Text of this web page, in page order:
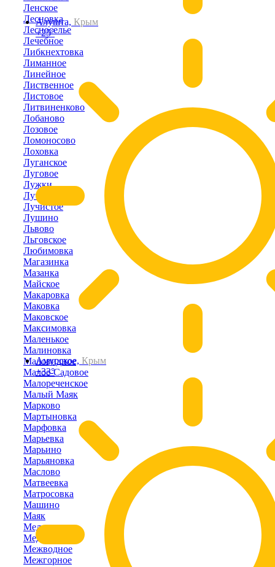
Алушта, Крым
+25°
Амурское, Крым
+33°
Ленское
Лесновка
Лесноселье
Лечебное
Либкнехтовка
Лиманное
Линейное
Лиственное
Листовое
Литвиненково
Лобаново
Лозовое
Ломоносово
Лоховка
Луганское
Луговое
Лужки
Лучевое
Лучистое
Лушино
Львово
Льговское
Любимовка
Магазинка
Мазанка
Майское
Макаровка
Маковка
Маковское
Максимовка
Маленькое
Малиновка
Маловидное
Малое-Садовое
Малореченское
Малый Маяк
Марково
Мартыновка
Марфовка
Марьевка
Марьино
Марьяновка
Маслово
Матвеевка
Матросовка
Машино
Маяк
Медведевка
Медведево
Межводное
Межгорное